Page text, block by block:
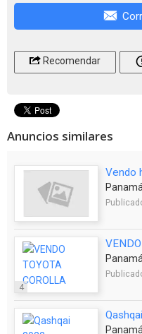
Recomendar
Anuncios similares
Vendo
4